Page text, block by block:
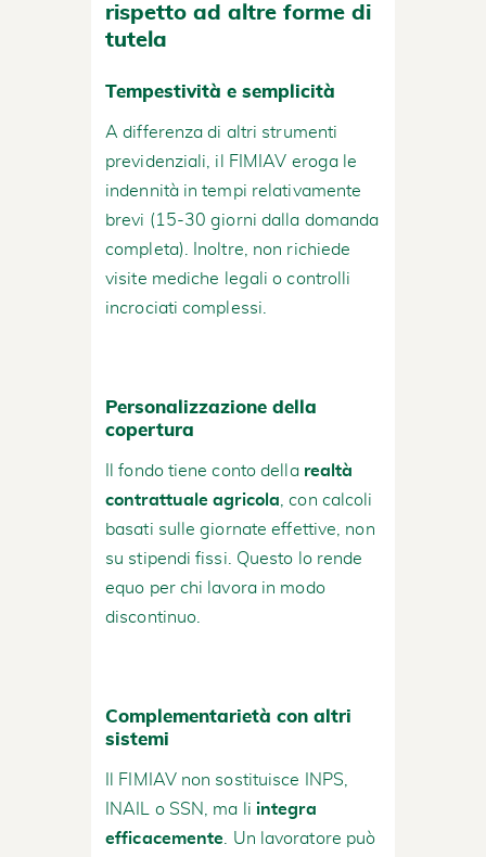
rispetto ad altre forme di
tutela
Tempestività e semplicità
A differenza di altri strumenti
previdenziali, il FIMIAV eroga le
indennità in tempi relativamente
brevi (15-30 giorni dalla domanda
completa). Inoltre, non richiede
visite mediche legali o controlli
incrociati complessi.
Personalizzazione della
copertura
Il fondo tiene conto della realtà
contrattuale agricola , con calcoli
basati sulle giornate effettive, non
su stipendi fissi. Questo lo rende
equo per chi lavora in modo
discontinuo.
Complementarietà con altri
sistemi
Il FIMIAV non sostituisce INPS,
INAIL o SSN, ma li integra
efficacemente . Un lavoratore può